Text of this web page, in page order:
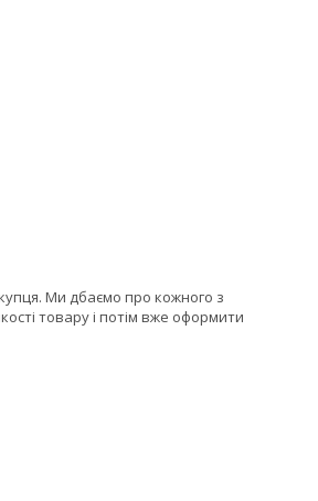
Ми дбаємо про кожного з
товару і потім вже оформити